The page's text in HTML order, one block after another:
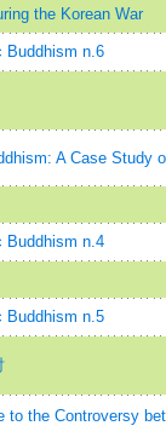
the Korean War
Buddhism n.6
A Case Study
Buddhism n.4
Buddhism n.5
to the Controversy